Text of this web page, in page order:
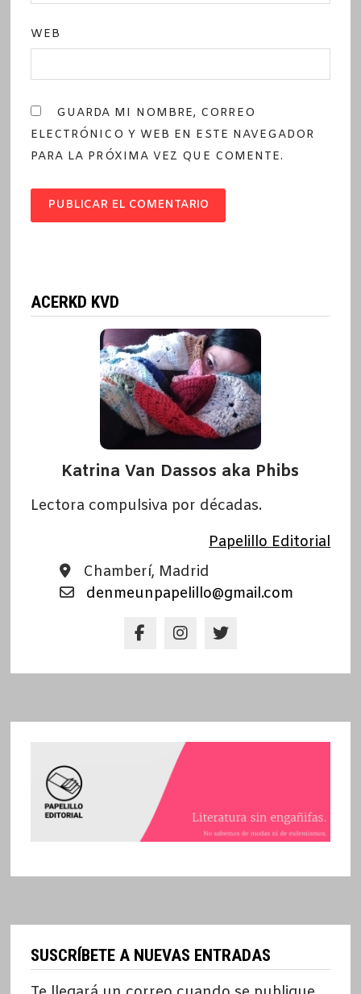
WEB
GUARDA MI NOMBRE, CORREO
ELECTRÓNICO Y WEB EN ESTE NAVEGADOR
PARA LA PRÓXIMA VEZ QUE COMENTE.
ACERKD KVD
Katrina Van Dassos aka Phibs
Lectora compulsiva por décadas.
Papelillo Editorial
Chamberí, Madrid
denmeunpapelillo@gmail.com
SUSCRÍBETE A NUEVAS ENTRADAS